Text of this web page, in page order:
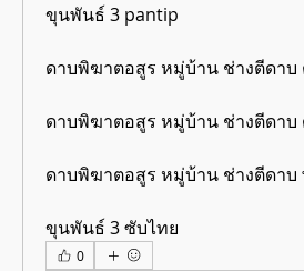
ขุนพันธ์ 3 pantip
ดาบพิฆาตอสูร หมู่บ้าน ช่างตีดาบ
ดาบพิฆาตอสูร หมู่บ้าน ช่างตีดาบ
ดาบพิฆาตอสูร หมู่บ้าน ช่างตีดาบ
ขุนพันธ์ 3 ซับไทย
0